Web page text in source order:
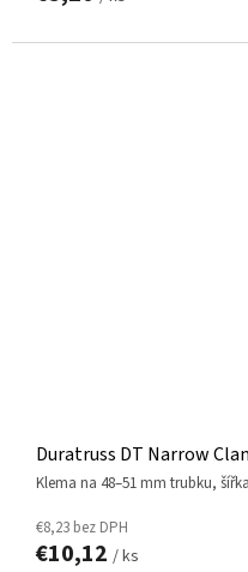
Duratruss DT Narrow
klema na 48–51 mm trubku,
€8,23 bez DPH
€10,12 / ks